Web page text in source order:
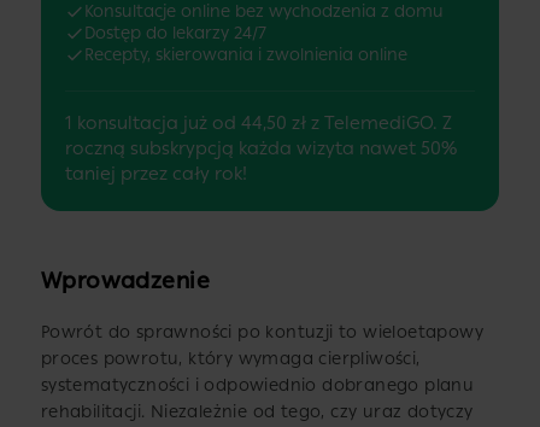
Konsultacje online bez wychodzenia z domu
Dostęp do lekarzy 24/7
Recepty, skierowania i zwolnienia online
1 konsultacja już od 44,50 zł z TelemediGO. Z
roczną subskrypcją każda wizyta nawet 50%
taniej przez cały rok!
Wprowadzenie
Powrót do sprawności po kontuzji to wieloetapowy
proces powrotu, który wymaga cierpliwości,
systematyczności i odpowiednio dobranego planu
rehabilitacji. Niezależnie od tego, czy uraz dotyczy